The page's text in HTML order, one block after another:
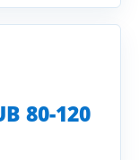
80-120